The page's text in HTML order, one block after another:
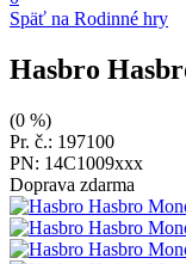
Späť na Rodinné hry
Hasbro
(0 %)
Pr. č.: 197100
PN: 14C1009xxx
Doprava zdarma